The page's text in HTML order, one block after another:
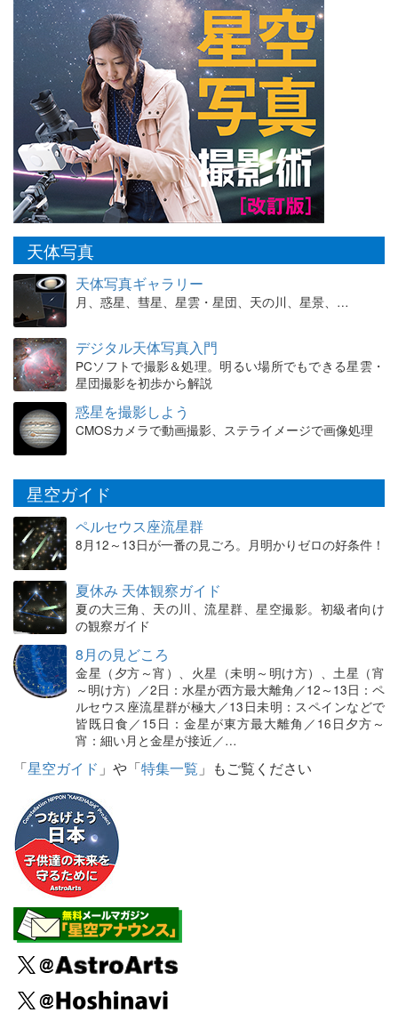
天体写真
天体写真ギャラリー
月、惑星、彗星、星雲・星団、天の川、星景、…
デジタル天体写真入門
PCソフトで撮影＆処理。明るい場所でもできる星雲・
星団撮影を初歩から解説
惑星を撮影しよう
CMOSカメラで動画撮影、ステライメージで画像処理
星空ガイド
ペルセウス座流星群
8月12～13日が一番の見ごろ。月明かりゼロの好条件！
夏休み 天体観察ガイド
夏の大三角、天の川、流星群、星空撮影。初級者向け
の観察ガイド
8月の見どころ
金星（夕方～宵）、火星（未明～明け方）、土星（宵
～明け方）／2日：水星が西方最大離角／12～13日：ペ
ルセウス座流星群が極大／13日未明：スペインなどで
皆既日食／15日：金星が東方最大離角／16日夕方～
宵：細い月と金星が接近／…
「星空ガイド 」や「特集一覧 」もご覧ください